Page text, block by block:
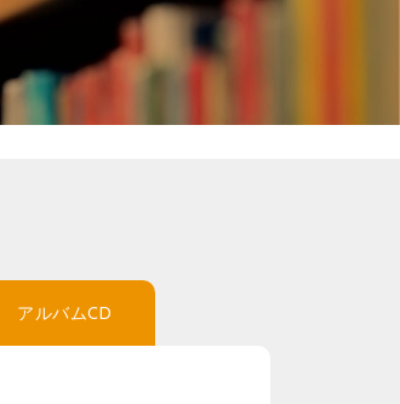
アルバムCD